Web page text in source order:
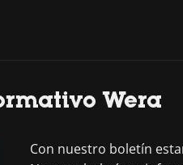
Wera
Con nuestro boletín